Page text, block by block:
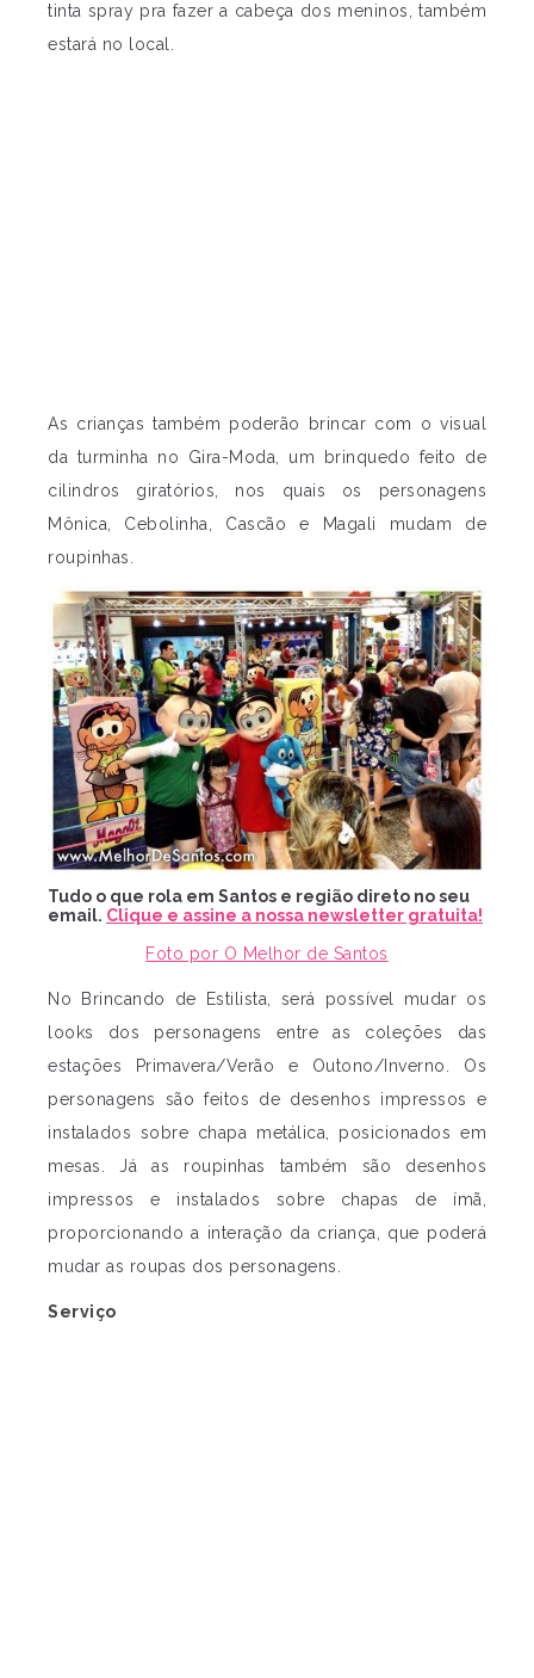
tinta spray pra fazer a cabeça dos meninos, também
estará no local.
As crianças também poderão brincar com o visual
da turminha no Gira-Moda, um brinquedo feito de
cilindros giratórios, nos quais os personagens
Mônica, Cebolinha, Cascão e Magali mudam de
roupinhas.
Tudo o que rola em Santos e região direto no seu
email. Clique e assine a nossa newsletter gratuita!
Foto por O Melhor de Santos
No Brincando de Estilista, será possível mudar os
looks dos personagens entre as coleções das
estações Primavera/Verão e Outono/Inverno. Os
personagens são feitos de desenhos impressos e
instalados sobre chapa metálica, posicionados em
mesas. Já as roupinhas também são desenhos
impressos e instalados sobre chapas de ímã,
proporcionando a interação da criança, que poderá
mudar as roupas dos personagens.
Serviço